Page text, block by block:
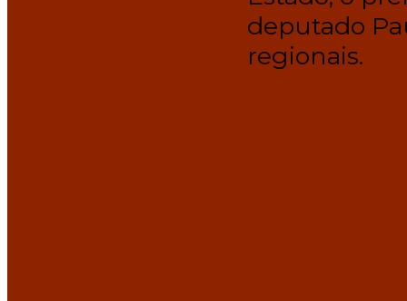
deputado
regionais.